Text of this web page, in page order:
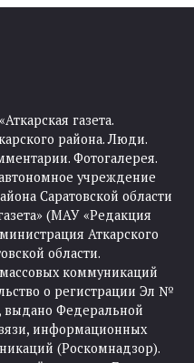
газета.
района. Люди.
Фотогалерея.
учреждение
Саратовской области
(МАУ «Редакция
Аткарского
области.
коммуникаций
о регистрации Эл №
выдано Федеральной
информационных
(Роскомнадзор).